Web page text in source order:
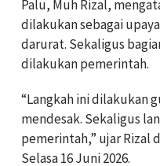
Palu, Muh Rizal,
dilakukan sebagai
darurat. Sekaligus
dilakukan pemerintah.
“Langkah ini dilakukan
mendesak. Sekaligus
pemerintah,” ujar Rizal
Selasa 16 Juni 2026.